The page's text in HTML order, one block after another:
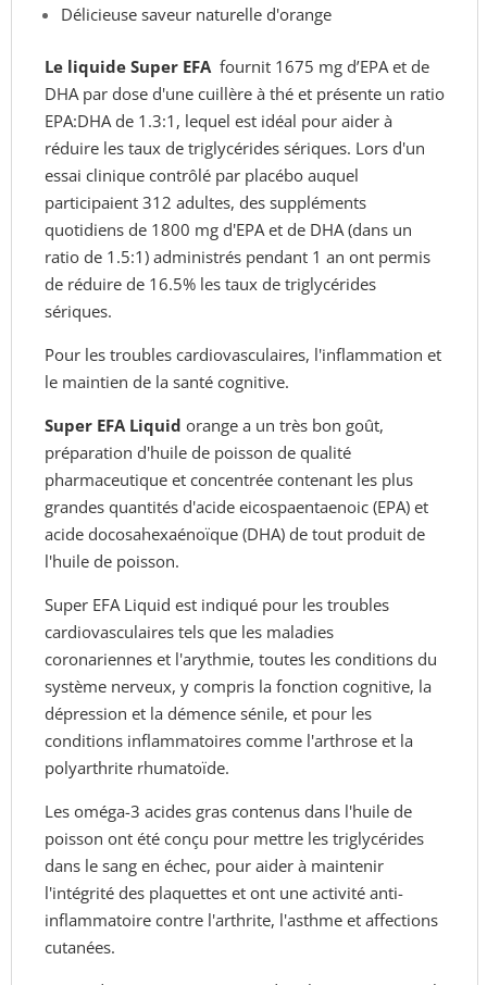
Délicieuse saveur naturelle d'orange
Le liquide Super EFAfournit 1675 mg d’EPA et de
DHA par dose d'une cuillère à thé et présente un ratio
EPA:DHA de 1.3:1, lequel est idéal pour aider à
réduire les taux de triglycérides sériques. Lors d'un
essai clinique contrôlé par placébo auquel
participaient 312 adultes, des suppléments
quotidiens de 1800 mg d'EPA et de DHA (dans un
ratio de 1.5:1) administrés pendant 1 an ont permis
de réduire de 16.5% les taux de triglycérides
sériques.
Pour les troubles cardiovasculaires, l'inflammation et
le maintien de la santé cognitive.
Super EFA Liquid orange a un très bon goût,
préparation d'huile de poisson de qualité
pharmaceutique et concentrée contenant les plus
grandes quantités d'acide eicospaentaenoic (EPA) et
acide docosahexaénoïque (DHA) de tout produit de
l'huile de poisson.
Super EFA Liquid est indiqué pour les troubles
cardiovasculaires tels que les maladies
coronariennes et l'arythmie, toutes les conditions du
système nerveux, y compris la fonction cognitive, la
dépression et la démence sénile, et pour les
conditions inflammatoires comme l'arthrose et la
polyarthrite rhumatoïde.
Les oméga-3 acides gras contenus dans l'huile de
poisson ont été conçu pour mettre les triglycérides
dans le sang en échec, pour aider à maintenir
l'intégrité des plaquettes et ont une activité anti-
inflammatoire contre l'arthrite, l'asthme et affections
cutanées.